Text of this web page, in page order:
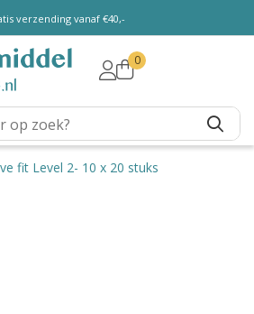
verzending vanaf €40,-
0
fit Level 2- 10 x 20 stuks